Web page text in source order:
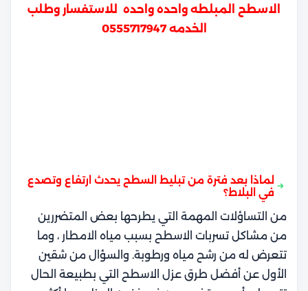
الاسطح المبلطه واحده واحده للاستفسار وطلب
الخدمه0555717947
لماذا بعد فترة من تبليط السطح يحدث ارتفاع وتصدع
في البلاط؟
من التساؤلات المهمة التي يطرحها بعض المتضررين
من مشاكل تسربات الاسطح بسبب مياه الامطار ، وما
تتعرض له من رشح مياه ورطوبة. والسؤال من شقين
الأول عن أفضل طرق عزل الاسطح التي بطبيعة الحال